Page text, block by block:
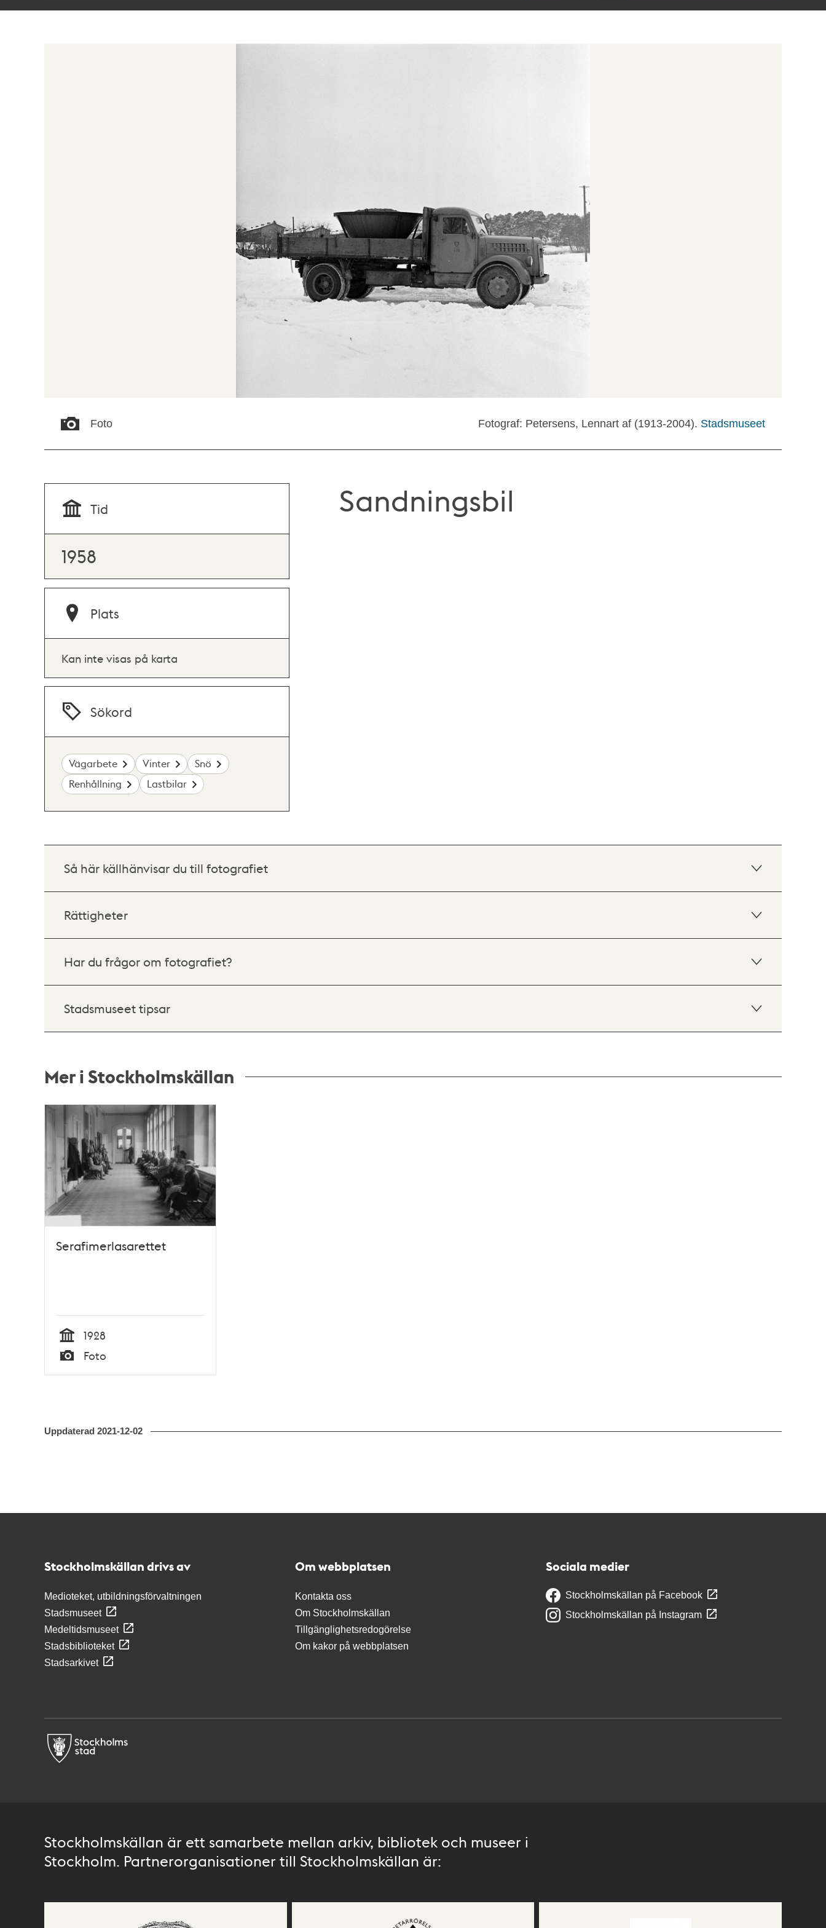
Foto Fotograf: Petersens, Lennart af (1913-2004). Stadsmuseet
Sandningsbil
Tid
1958
Plats
Kan inte visas på karta
Sökord
Vägarbete Vinter
Snö
Renhållning
Lastbilar
Så här källhänvisar du till fotografiet
Rättigheter
Har du frågor om fotografiet?
Stadsmuseet tipsar
Mer i Stockholmskällan
Relaterade
poster
teman
Serafimerlasarettet
Tid
1928
Typ
Foto
Uppdaterad 2021-12-02
Stockholmskällan drivs av
Medioteket, utbildningsförvaltningen
Stadsmuseet
Medeltidsmuseet
Stadsbiblioteket
Stadsarkivet
Om webbplatsen
Kontakta oss
Om Stockholmskällan
Tillgänglighetsredogörelse
Om kakor på webbplatsen
Sociala medier
Stockholmskällan på Facebook
Stockholmskällan på Instagram
Stockholmskällan är ett samarbete mellan arkiv, bibliotek och museer i
Stockholm. Partnerorganisationer till Stockholmskällan är: